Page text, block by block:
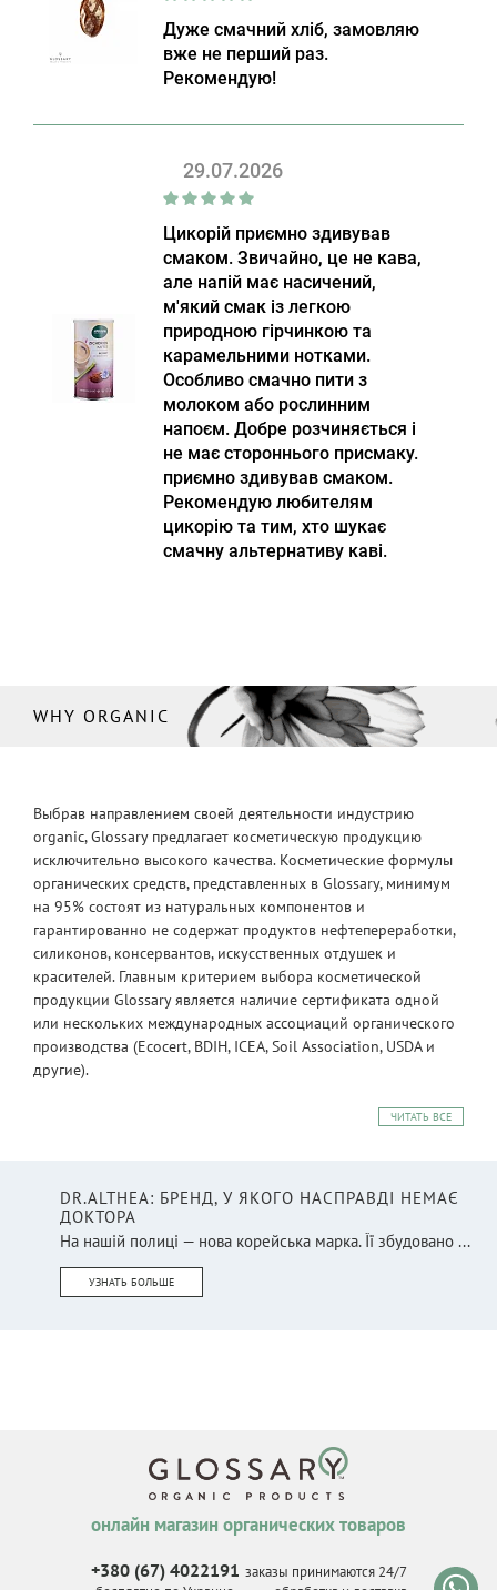
Дуже смачний хліб, замовляю
вже не перший раз.
Рекомендую!
29.07.2026
Цикорій приємно здивував
смаком. Звичайно, це не кава,
але напій має насичений,
м'який смак із легкою
природною гірчинкою та
карамельними нотками.
Особливо смачно пити з
молоком або рослинним
напоєм. Добре розчиняється і
не має стороннього присмаку.
приємно здивував смаком.
Рекомендую любителям
цикорію та тим, хто шукає
смачну альтернативу каві.
WHY ORGANIC
Выбрав направлением своей деятельности индустрию
organic, Glossary предлагает косметическую продукцию
исключительно высокого качества. Косметические формулы
органических средств, представленных в Glossary, минимум
на 95% состоят из натуральных компонентов и
гарантированно не содержат продуктов нефтепереработки,
силиконов, консервантов, искусственных отдушек и
красителей. Главным критерием выбора косметической
продукции Glossary является наличие сертификата одной
или нескольких международных ассоциаций органического
производства (Ecocert, BDIH, ICEA, Soil Association, USDA и
другие).
ЧИТАТЬ ВСЕ
DR.ALTHEA: БРЕНД, У ЯКОГО НАСПРАВДІ НЕМАЄ
ДОКТОРА
На нашій полиці — нова корейська марка. Її збудовано ...
УЗНАТЬ БОЛЬШЕ
онлайн магазин органических товаров
+380 (67) 4022191 заказы принимаются 24/7